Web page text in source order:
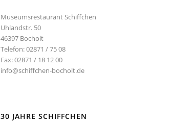
Museumsrestaurant Schiffchen
Uhlandstr. 50
46397 Bocholt
Telefon: 02871 / 75 08
Fax: 02871 / 18 12 00
info@schiffchen-bocholt.de
30 JAHRE SCHIFFCHEN